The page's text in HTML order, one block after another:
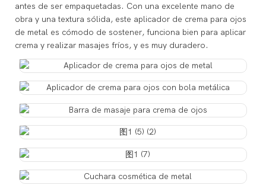
antes de ser empaquetadas. Con una excelente mano de
obra y una textura sólida, este aplicador de crema para ojos
de metal es cómodo de sostener, funciona bien para aplicar
crema y realizar masajes fríos, y es muy duradero.